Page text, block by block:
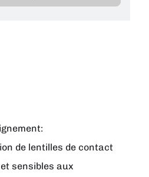
de lentilles de contact
sensibles aux